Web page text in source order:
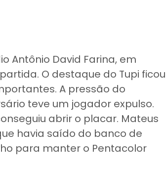
Antônio David Farina, em
O destaque do Tupi ficou
A pressão do
teve um jogador expulso.
abrir o placar. Mateus
havia saído do banco de
para manter o Pentacolor